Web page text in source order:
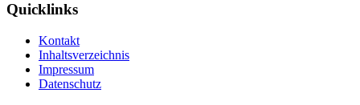
Quicklinks
Kontakt
Inhaltsverzeichnis
Impressum
Datenschutz